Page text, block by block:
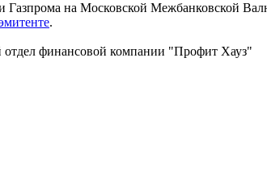
Газпрома на Московской Межбанковской
.
финансовой компании "Профит Хауз"